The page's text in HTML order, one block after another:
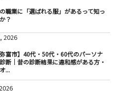
職業に「選ばれる服」があるって知っ
？
, 2026
弥富市】40代・50代・60代のパーソナ
断｜昔の診断結果に違和感がある方・
...
2026